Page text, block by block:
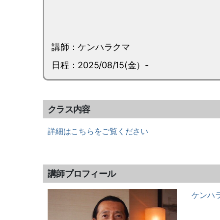
講師：ケンハラクマ
日程：2025/08/15(金）-
クラス内容
詳細はこちらをご覧ください
講師プロフィール
ケンハ